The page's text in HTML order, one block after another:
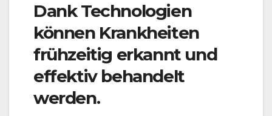
Dank Technologien
können Krankheiten
frühzeitig erkannt und
effektiv behandelt
werden.